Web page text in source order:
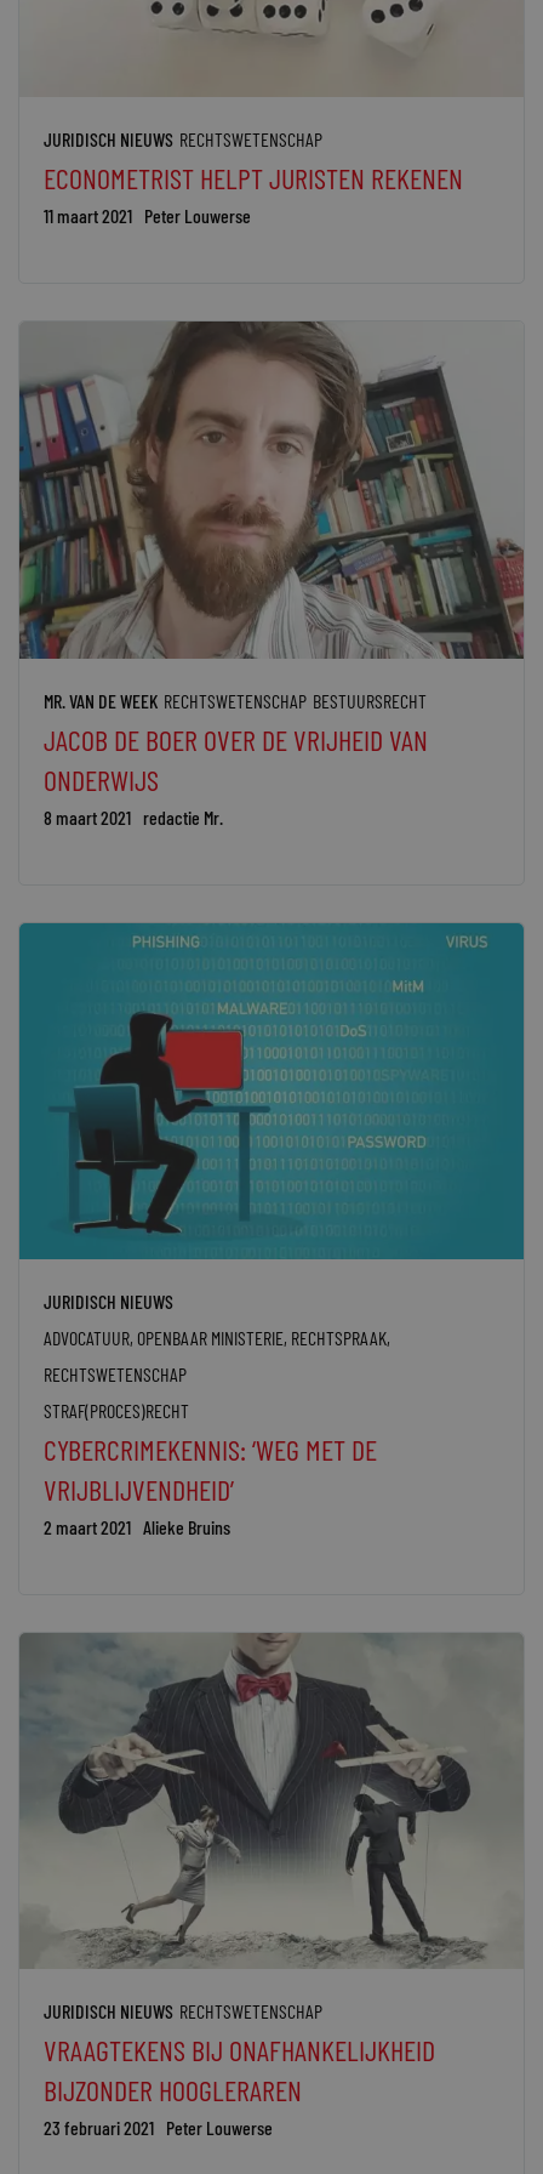
JURIDISCH NIEUWS RECHTSWETENSCHAP
ECONOMETRIST HELPT JURISTEN REKENEN
11 maart 2021 Peter Louwerse
MR. VAN DE WEEK RECHTSWETENSCHAP BESTUURSRECHT
JACOB DE BOER OVER DE VRIJHEID VAN
ONDERWIJS
8 maart 2021 redactie Mr.
JURIDISCH NIEUWS
ADVOCATUUR, OPENBAAR MINISTERIE, RECHTSPRAAK,
RECHTSWETENSCHAP
STRAF(PROCES)RECHT
CYBERCRIMEKENNIS: ‘WEG MET DE
VRIJBLIJVENDHEID’
2 maart 2021 Alieke Bruins
JURIDISCH NIEUWS RECHTSWETENSCHAP
VRAAGTEKENS BIJ ONAFHANKELIJKHEID
BIJZONDER HOOGLERAREN
23 februari 2021 Peter Louwerse